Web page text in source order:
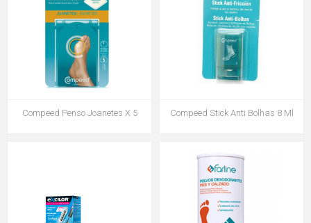
Compeed Penso Joanetes X 5 Compeed Stick Anti Bolhas 8 Ml